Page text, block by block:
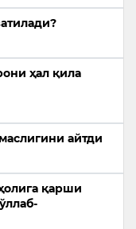
ҳал қила
айтди
қарши